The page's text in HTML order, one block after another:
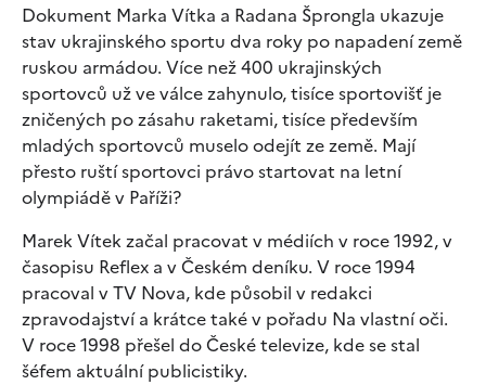
Dokument Marka Vítka a Radana Šprongla ukazuje
stav ukrajinského sportu dva roky po napadení země
ruskou armádou. Více než 400 ukrajinských
sportovců už ve válce zahynulo, tisíce sportovišť je
zničených po zásahu raketami, tisíce především
mladých sportovců muselo odejít ze země. Mají
přesto ruští sportovci právo startovat na letní
olympiádě v Paříži?
Marek Vítek začal pracovat v médiích v roce 1992, v
časopisu Reflex a v Českém deníku. V roce 1994
pracoval v TV Nova, kde působil v redakci
zpravodajství a krátce také v pořadu Na vlastní oči.
V roce 1998 přešel do České televize, kde se stal
šéfem aktuální publicistiky.